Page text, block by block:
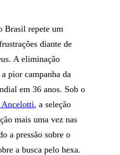
Brasil repete um
diante de
A eliminação
pior campanha da
em 36 anos. Sob o
Ancelotti, a seleção
mais uma vez nas
a pressão sobre o
a busca pelo hexa.